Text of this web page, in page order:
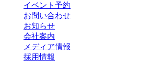
イベント予約
お問い合わせ
お知らせ
会社案内
メディア情報
採用情報